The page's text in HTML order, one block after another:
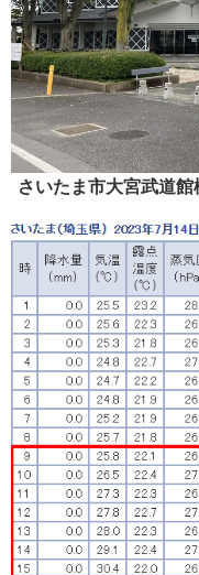
さいたま市大宮武道